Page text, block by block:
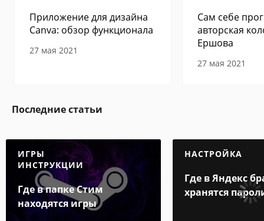
Приложение для дизайна
Canva: обзор функционала
27 мая 2021
Сам себе
авторская
Ершова
27 мая 2021
Последние статьи
ИГРЫ
ИНСТРУКЦИИ
Где в папке Стим
находятся игры
НАСТРОЙКА
Где в Яндекс
хранятся